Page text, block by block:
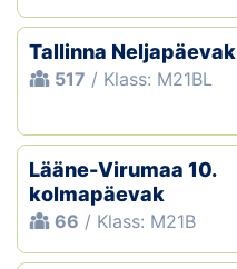
Tallinna Neljapäevak
517 / Klass: M21BL
Lääne-Virumaa 10.
kolmapäevak
66 / Klass: M21B